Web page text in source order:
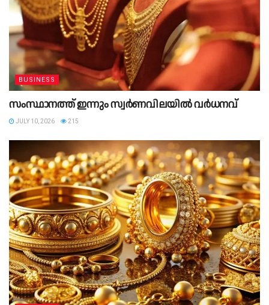
BUSINESS
സംസ്ഥാനത്ത് ഇന്നും സ്വർണവിലയിൽ വർധനവ്
JULY 10, 2026 215